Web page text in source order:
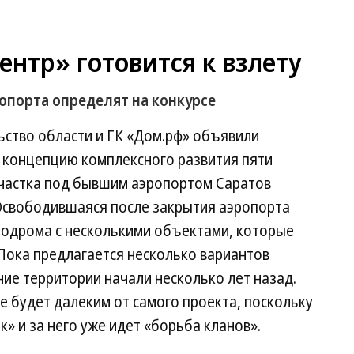
готовится к взлету
определят на конкурсе
области и ГК «Дом.рф» объявили
комплексного развития пяти
под бывшим аэропортом Саратов
после закрытия аэропорта
с несколькими объектами, которые
предлагается несколько вариантов
территории начали несколько лет назад.
будет далеким от самого проекта, поскольку
и за него уже идет «борьба кланов».